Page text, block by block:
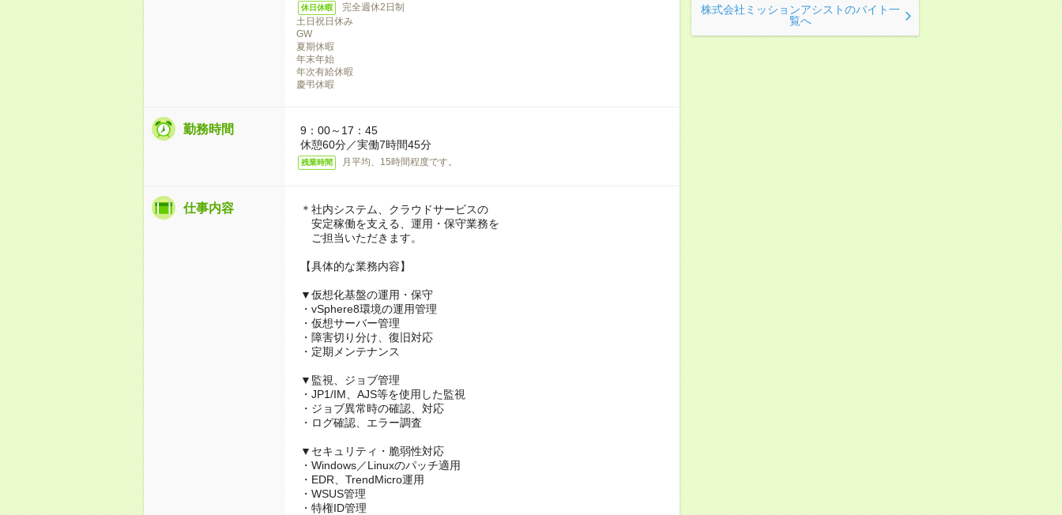
休日休暇
完全週休2日制
土日祝日休み
GW
夏期休暇
年末年始
年次有給休暇
慶弔休暇
勤務時間
9：00～17：45
休憩60分／実働7時間45分
残業時間 月平均、15時間程度です。
仕事内容
＊社内システム、クラウドサービスの
安定稼働を支える、運用・保守業務を
ご担当いただきます。
【具体的な業務内容】
▼仮想化基盤の運用・保守
・vSphere8環境の運用管理
・仮想サーバー管理
・障害切り分け、復旧対応
・定期メンテナンス
▼監視、ジョブ管理
・JP1/IM、AJS等を使用した監視
・ジョブ異常時の確認、対応
・ログ確認、エラー調査
▼セキュリティ・脆弱性対応
・Windows／Linuxのパッチ適用
・EDR、TrendMicro運用
・WSUS管理
・特権ID管理
株式会社ミッションアシストのバイト一
覧へ